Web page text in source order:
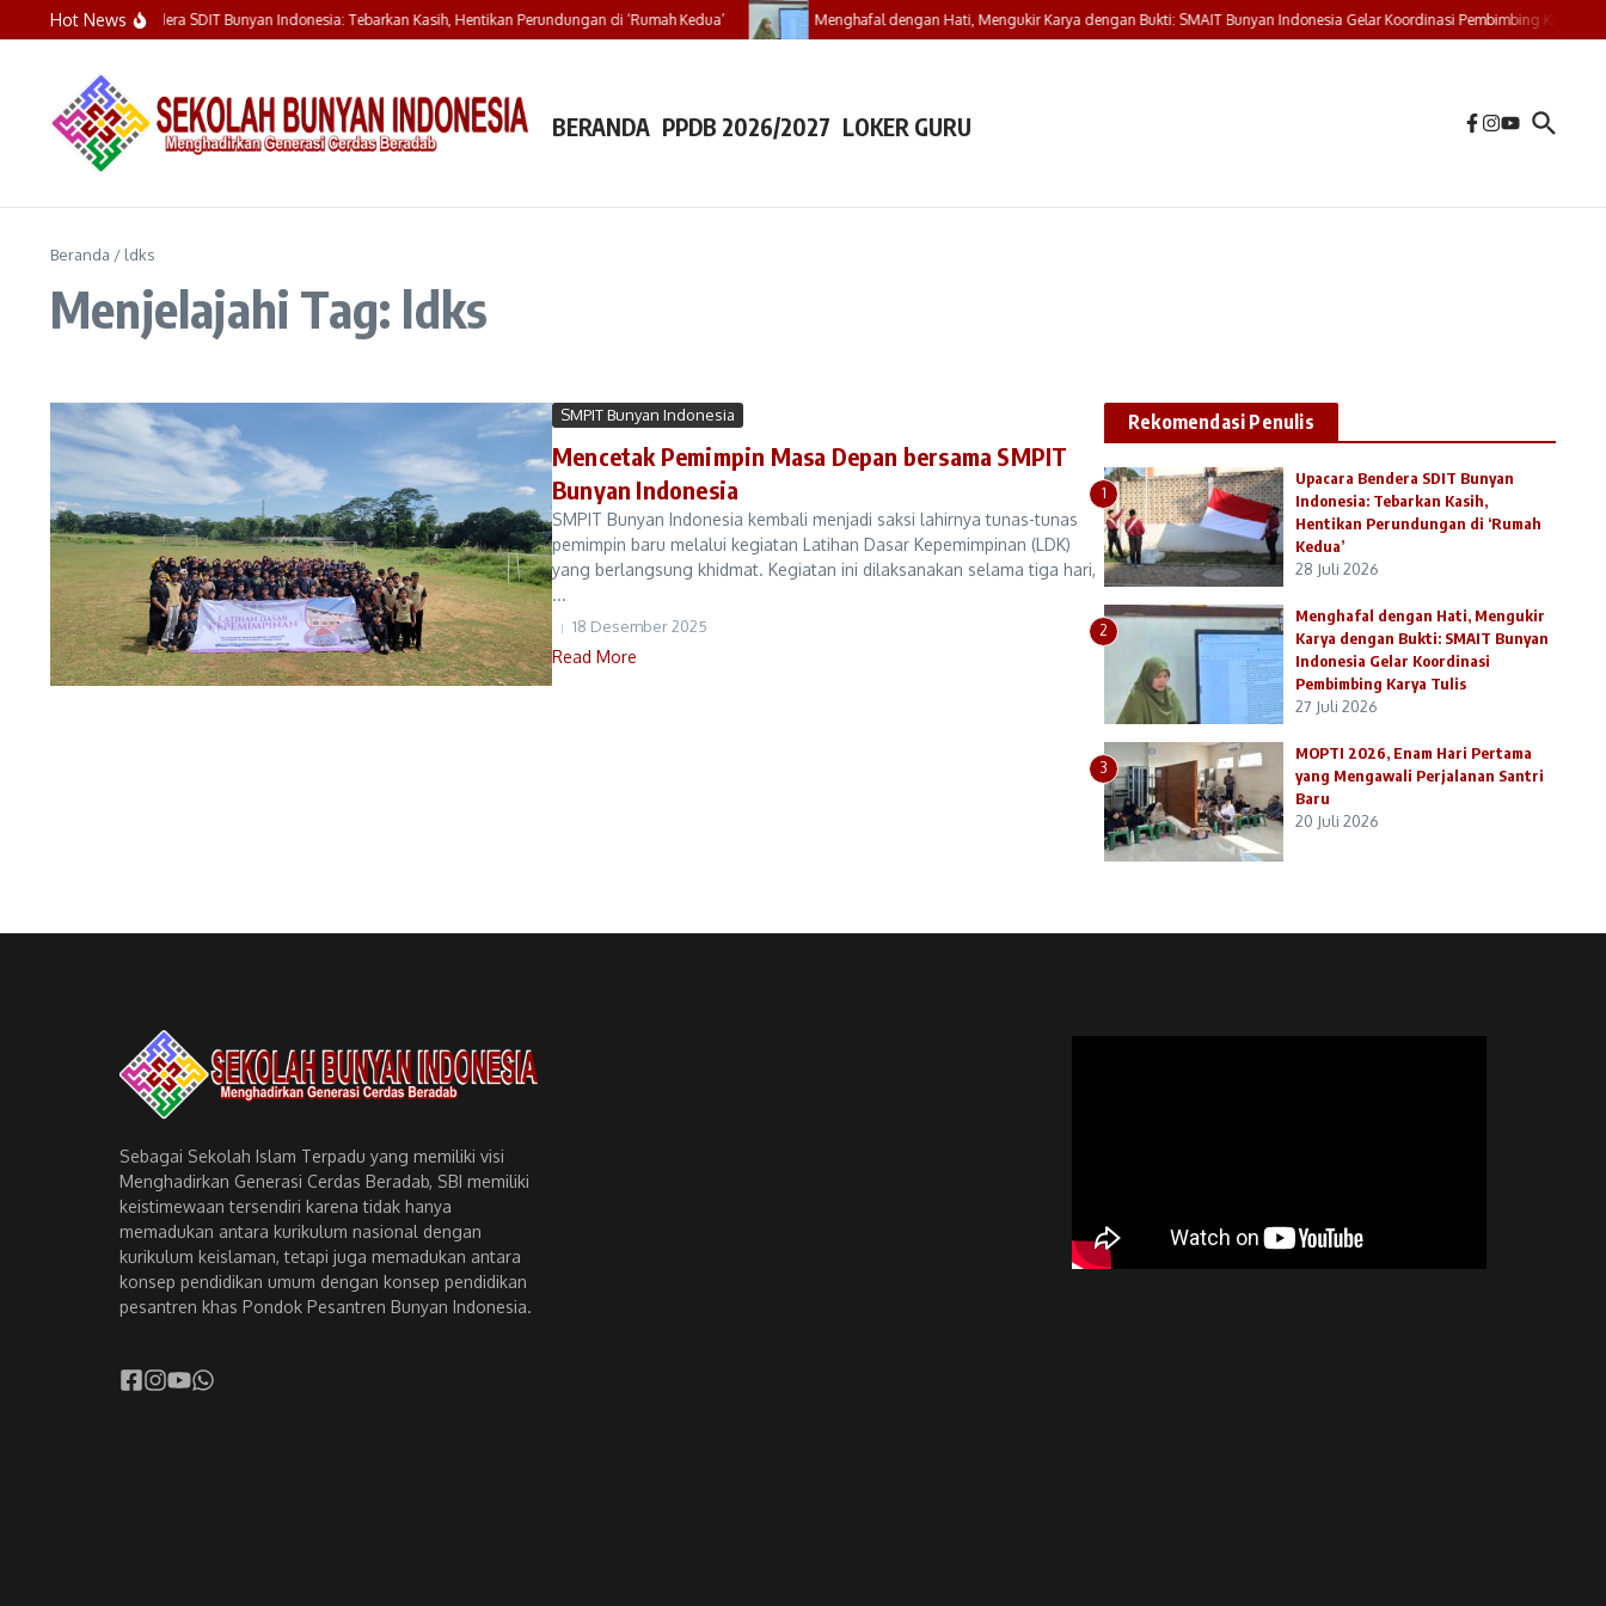
Lewati ke konten
Hot News
Upacara Bendera SDIT Bunyan Indonesia: Tebarkan Kasih, Hentikan Perundungan di ‘Rumah Kedua’ Menghafal dengan Hati, Mengukir Karya dengan Bukti: SMAIT Bunyan Indonesia Gelar Koordinasi Pembimbing Karya Tulis
BERANDA PPDB 2026/2027 LOKER GURU
Beranda / ldks
Menjelajahi Tag: ldks
SMPIT Bunyan Indonesia
Mencetak Pemimpin Masa Depan bersama SMPIT
Bunyan Indonesia
SMPIT Bunyan Indonesia kembali menjadi saksi lahirnya tunas-tunas
pemimpin baru melalui kegiatan Latihan Dasar Kepemimpinan (LDK)
yang berlangsung khidmat. Kegiatan ini dilaksanakan selama tiga hari,
...
18 Desember 2025
Read More
Rekomendasi Penulis
1
Upacara Bendera SDIT Bunyan
Indonesia: Tebarkan Kasih,
Hentikan Perundungan di ‘Rumah
Kedua’
28 Juli 2026
2
Menghafal dengan Hati, Mengukir
Karya dengan Bukti: SMAIT Bunyan
Indonesia Gelar Koordinasi
Pembimbing Karya Tulis
27 Juli 2026
3
MOPTI 2026, Enam Hari Pertama
yang Mengawali Perjalanan Santri
Baru
20 Juli 2026
Sebagai Sekolah Islam Terpadu yang memiliki visi
Menghadirkan Generasi Cerdas Beradab, SBI memiliki
keistimewaan tersendiri karena tidak hanya
memadukan antara kurikulum nasional dengan
kurikulum keislaman, tetapi juga memadukan antara
konsep pendidikan umum dengan konsep pendidikan
pesantren khas Pondok Pesantren Bunyan Indonesia.